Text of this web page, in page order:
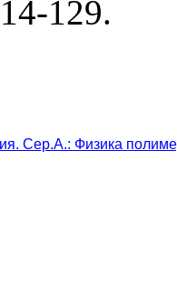
129.
Сер.А.: Физика